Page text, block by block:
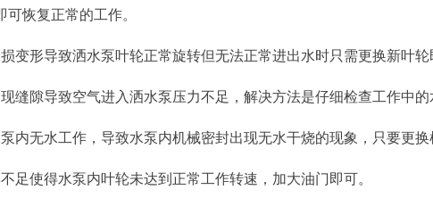
可恢复正常的工作。
变形导致洒水泵叶轮正常旋转但无法正常进出水时只需更换新叶轮
缝隙导致空气进入洒水泵压力不足，解决方法是仔细检查工作中的
内无水工作，导致水泵内机械密封出现无水干烧的现象，只要更换
足使得水泵内叶轮未达到正常工作转速，加大油门即可。